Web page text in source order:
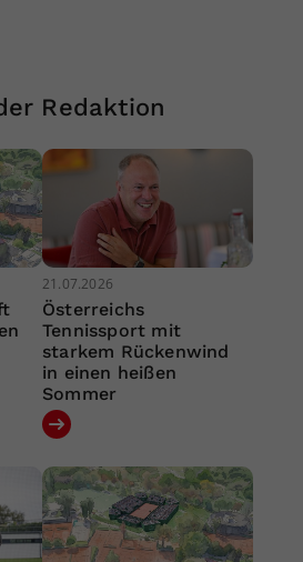
Redaktion
21.07.2026
Österreichs
Tennissport mit
starkem Rückenwind
in einen heißen
Sommer